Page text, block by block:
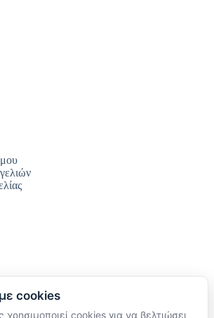
cookies
χρησιμοποιεί cookies για να βελτιώσει